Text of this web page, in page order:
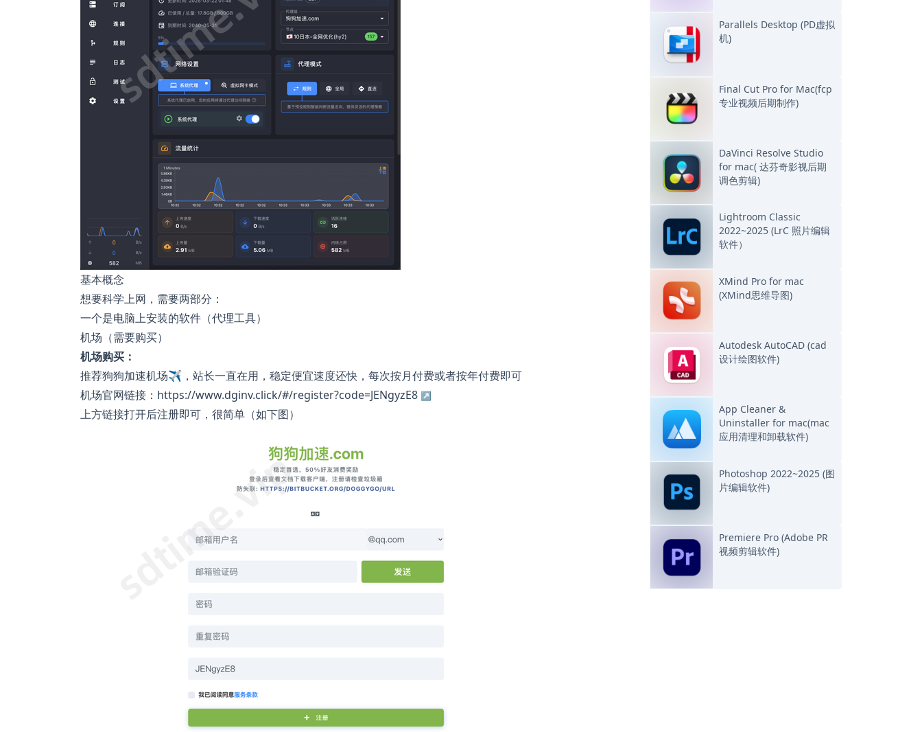
基本概念
想要科学上网，需要两部分：
一个是电脑上安装的软件（代理工具）
机场（需要购买）
机场购买：
推荐狗狗加速机场✈️，站长一直在用，稳定便宜速度还快，每次按月付费或者按年付费即可
机场官网链接： https://www.dginv.click/#/register?code=JENgyzE8
上方链接打开后注册即可，很简单（如下图）
Parallels Desktop (PD虚拟
机)
Final Cut Pro for Mac(fcp
专业视频后期制作)
DaVinci Resolve Studio
for mac( 达芬奇影视后期
调色剪辑)
Lightroom Classic
2022~2025 (LrC 照片编辑
软件）
XMind Pro for mac
(XMind思维导图)
Autodesk AutoCAD (cad
设计绘图软件)
App Cleaner &
Uninstaller for mac(mac
应用清理和卸载软件)
Photoshop 2022~2025 (图
片编辑软件)
Premiere Pro (Adobe PR
视频剪辑软件)